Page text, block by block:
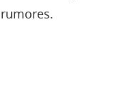
rumores.